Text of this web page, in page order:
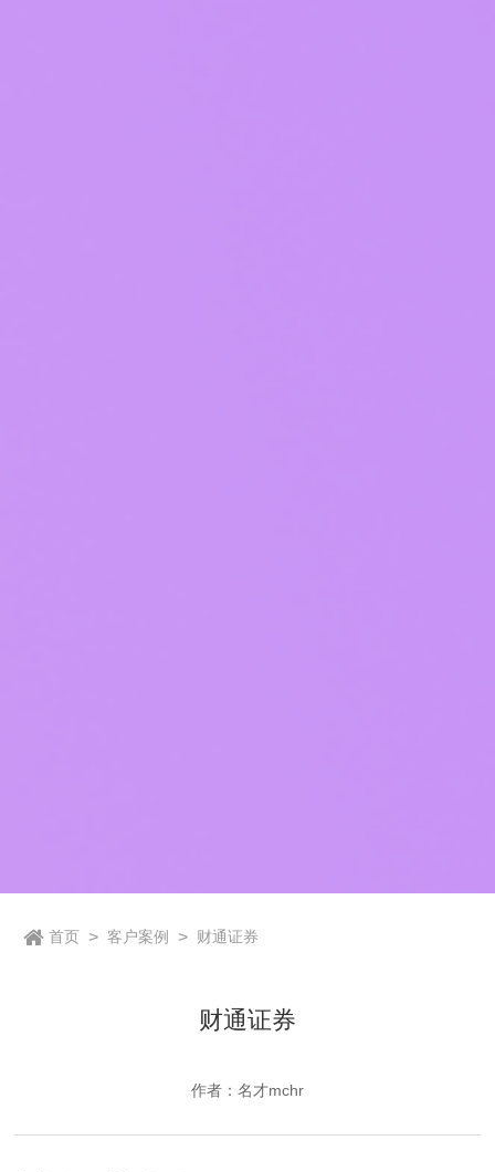
首页 > 客户案例 > 财通证券
财通证券
作者：名才mchr